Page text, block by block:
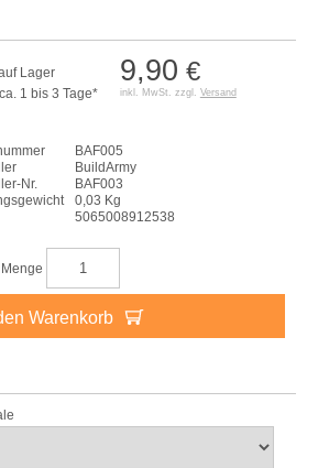
9,90 €
inkl. MwSt. zzgl. Versand
Lager
1 bis 3 Tage*
BAF005
BuildArmy
Nr.
BAF003
0,03 Kg
5065008912538
Menge
Warenkorb